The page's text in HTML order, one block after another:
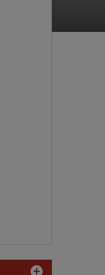
add_circle